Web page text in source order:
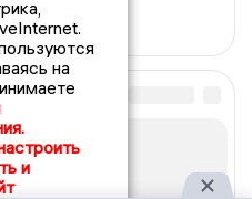
на
и